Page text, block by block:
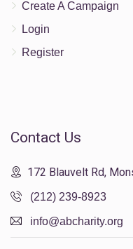
Create A Campaign
Login
Register
Contact Us
172 Blauvelt Rd,
(212) 239-8923
info@abcharity.org